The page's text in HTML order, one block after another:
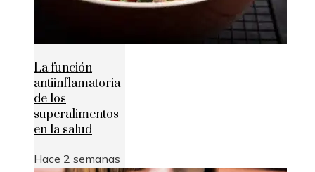
La función
antiinflamatoria
de los
superalimentos
en la salud
Hace 2 semanas